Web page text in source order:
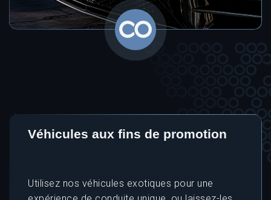
Véhicules aux fins de promotion
Utilisez nos véhicules exotiques pour une